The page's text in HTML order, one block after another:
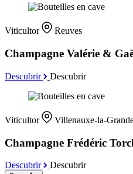
Viticultor Reuves
Champagne Valérie &
Descubrir Descubrir
Viticultor Villenauxe-la-
Champagne Frédéric
Descubrir Descubrir